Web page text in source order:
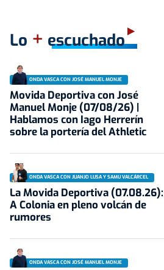
Lo + escuchado
ONDA VASCA CON JOSÉ MANUEL MONJE
Movida Deportiva con José
Manuel Monje (07/08/26) |
Hablamos con Iago Herrerín
sobre la portería del Athletic
ONDA VASCA CON JUANJO LUSA Y SAMU VALCÁRCEL
La Movida Deportiva (07.08.26):
A Colonia en pleno volcán de
rumores
ONDA VASCA CON JOSÉ MANUEL MONJE